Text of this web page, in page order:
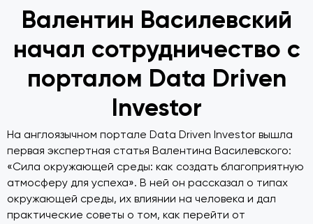
Валентин Василевский
начал сотрудничество с
порталом Data Driven
Investor
На англоязычном портале Data Driven Investor вышла
первая экспертная статья Валентина Василевского:
«Сила окружающей среды: как создать благоприятную
атмосферу для успеха». В ней он рассказал о типах
окружающей среды, их влиянии на человека и дал
практические советы о том, как перейти от